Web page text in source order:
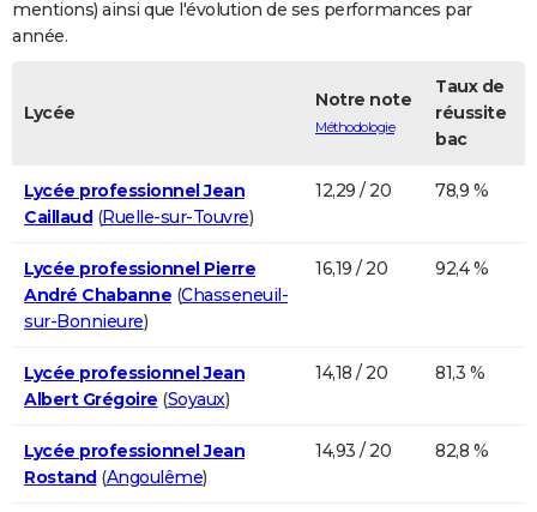
Bricolage
Lifestyle
Culture
Sport
Auto
Television
Voyage
Cinema
mentions) ainsi que l'évolution de ses performances par
année.
Lycée
Notre note
Méthodologie
Taux de
réussite
bac
Lycée professionnel Jean
Caillaud(Ruelle-sur-Touvre)
12,29 / 20 78,9 %
Lycée professionnel Pierre
André Chabanne (Chasseneuil-
sur-Bonnieure)
16,19 / 20 92,4 %
Lycée professionnel Jean
Albert Grégoire (Soyaux)
14,18 / 20 81,3 %
Lycée professionnel Jean
Rostand(Angoulême)
14,93 / 20 82,8 %